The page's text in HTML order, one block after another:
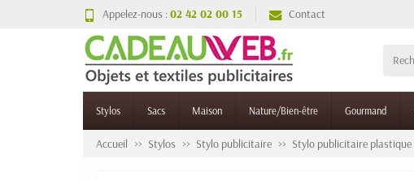
Appelez-nous :02 42 02 00 15 Contact
Stylos Sacs Maison Nature/Bien-être Gourmand
Accueil Stylos Stylo publicitaire Stylo publicitaire plastique